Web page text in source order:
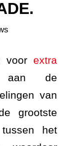
voorextra
de
van
grootste
het